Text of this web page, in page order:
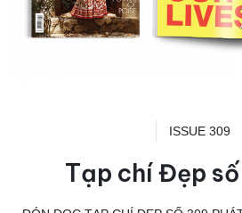
ISSUE 309
Tạp chí Đẹp